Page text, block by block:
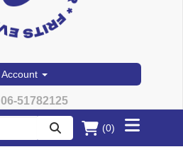
Account
06-51782125
zoeken
(0)
Toggle
menu